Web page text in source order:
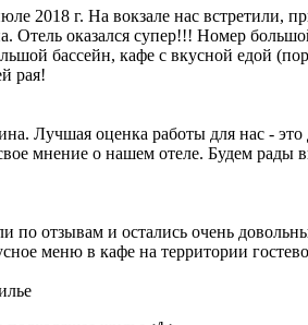
2018 г. На вокзале нас встретили,
Отель оказался супер!!! Номер
бассейн, кафе с вкусной едой
рая!
Лучшая оценка работы для нас -
мнение о нашем отеле. Будем рады
по отзывам и остались очень
меню в кафе на территории